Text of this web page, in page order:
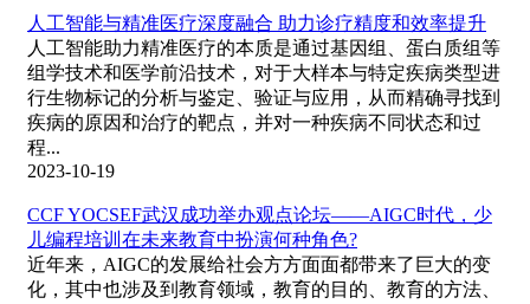
人工智能与精准医疗深度融合 助力诊疗精度和效率提升
人工智能助力精准医疗的本质是通过基因组、蛋白质组等
组学技术和医学前沿技术，对于大样本与特定疾病类型进
行生物标记的分析与鉴定、验证与应用，从而精确寻找到
疾病的原因和治疗的靶点，并对一种疾病不同状态和过
程...
2023-10-19
CCF YOCSEF武汉成功举办观点论坛——AIGC时代，少
儿编程培训在未来教育中扮演何种角色?
近年来，AIGC的发展给社会方方面面都带来了巨大的变
化，其中也涉及到教育领域，教育的目的、教育的方法、